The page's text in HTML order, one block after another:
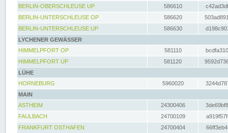
BERLIN-OBERSCHLEUSE UP
586610
BERLIN-UNTERSCHLEUSE OP
586620
BERLIN-UNTERSCHLEUSE UP
586630
LYCHENER GEWÄSSER
HIMMELPFORT OP
581110
HIMMELPFORT UP
581120
LÜHE
HORNEBURG
5960020
MAIN
ASTHEIM
24300406
FAULBACH
24700109
FRANKFURT OSTHAFEN
24700404